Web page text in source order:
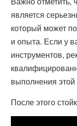
является
который может
и опыта. Если у
инструментов,
выполнения
После этого